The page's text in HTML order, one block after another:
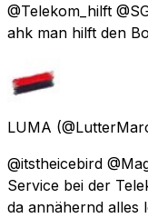
@Telekom_hilft
ahk man hilft den
LUMA
@itstheicebird
Service bei der
da annähernd alles